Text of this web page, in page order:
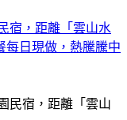
宿，距離「雲山水
每日現做，熱騰騰中